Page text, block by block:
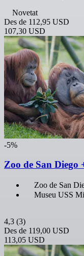
Novetat
Des de 112,95 USD
107,30 USD
-5%
Zoo de San Diego
Zoo de San
Museu USS
4,3 (3)
Des de 119,00 USD
113,05 USD